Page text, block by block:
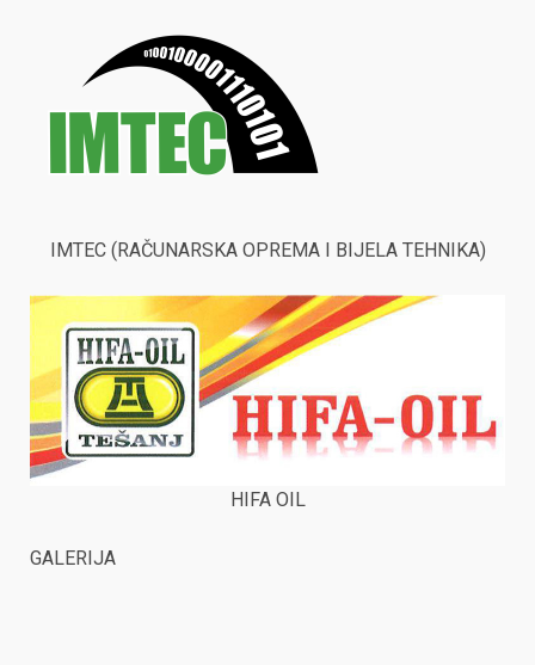
IMTEC (RAČUNARSKA OPREMA I BIJELA TEHNIKA)
HIFA OIL
GALERIJA